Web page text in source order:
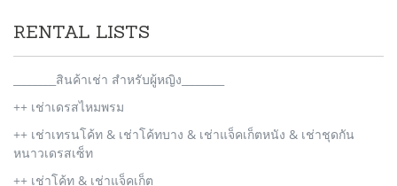
RENTAL LISTS
________สินค้าเช่า สำหรับผู้หญิง________
++ เช่าเดรสไหมพรม
++ เช่าเทรนโค้ท & เช่าโค้ทบาง & เช่าแจ็คเก็ตหนัง & เช่าชุดกัน
หนาวเดรสเซ็ท
++ เช่าโค้ท & เช่าแจ็คเก็ต